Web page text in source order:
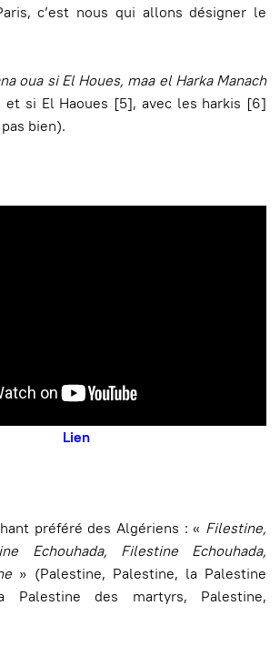
c’est nous qui allons désigner le
oua si El Houes, maa el Harka Manach
et si El Haoues [5], avec les harkis [6]
bien).
Lien
préféré des Algériens : « Filestine,
Echouhada, Filestine Echouhada,
» (Palestine, Palestine, la Palestine
Palestine des martyrs, Palestine,